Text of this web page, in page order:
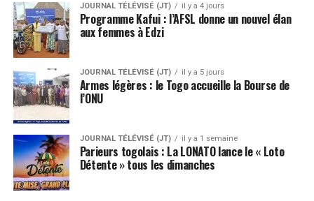
JOURNAL TÉLÉVISÉ (JT) il y a 4 jours
Programme Kafui : l’AFSL donne un nouvel élan
aux femmes à Edzi
JOURNAL TÉLÉVISÉ (JT) il y a 5 jours
Armes légères : le Togo accueille la Bourse de
l’ONU
JOURNAL TÉLÉVISÉ (JT) il y a 1 semaine
Parieurs togolais : La LONATO lance le « Loto
Détente » tous les dimanches